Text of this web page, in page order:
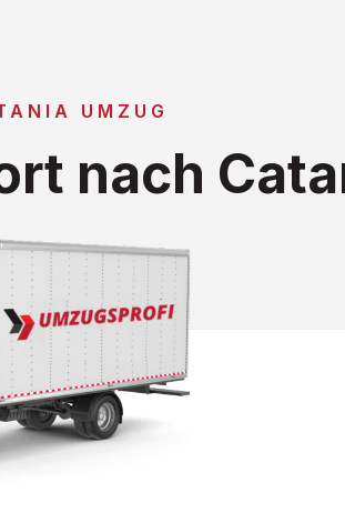
UMZUG
nach